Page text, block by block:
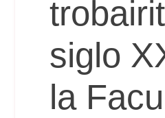
Comunicación Audiovisual
Doble Grado PER/CAV
Periodismo
Publicidad y RR.PP
Comunicación Audiovisual
Secretaría Virtual
#miTFG
#YoPractico
siglo
la